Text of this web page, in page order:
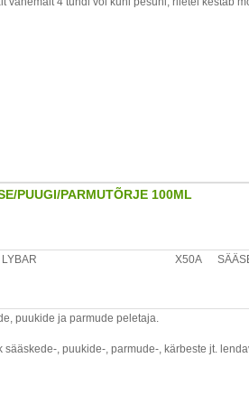
toote kasutamine ning pesta nahk vee ja
olmeprügi.
PUUGI/PARMUTÕRJE 100ML
LYBAR X50A
puukide ja parmude peletaja.
sääskede-, puukide-, parmude-, kärbeste jt.
mis on jahutava ja antibakteriaalse